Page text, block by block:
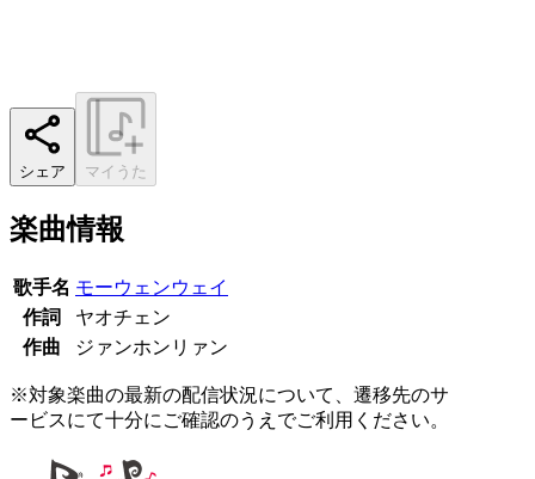
シェア マイうた
楽曲情報
歌手名 モーウェンウェイ
作詞
ヤオチェン
作曲
ジァンホンリァン
※対象楽曲の最新の配信状況について、遷移先のサ
ービスにて十分にご確認のうえでご利用ください。